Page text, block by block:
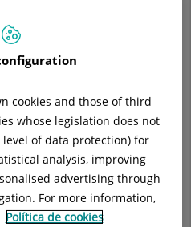
UROLOGÍA
Pedir cita
cookies and those of third
whose legislation does not
of data protection) for
analysis, improving
advertising through
For more information,
Política de cookies